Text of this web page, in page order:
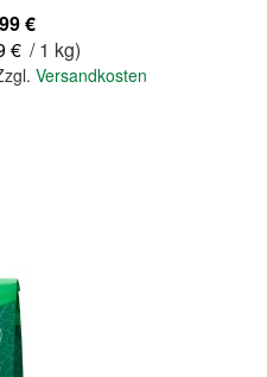
€
€ / 1 kg)
Versandkosten